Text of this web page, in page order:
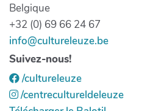
Belgique
+32 (0) 69 66 24 67
info@cultureleuze.be
Suivez-nous!
/cultureleuze
/centrecultureldeleuze